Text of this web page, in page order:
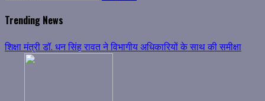
Trending News
शिक्षा मंत्री डॉ. धन सिंह रावत ने विभागीय अधिकारियों के साथ की समीक्षा